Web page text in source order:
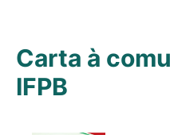
Carta à
IFPB